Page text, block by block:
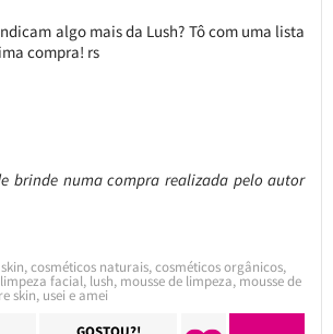
algo mais da Lush? Tô com uma lista
compra! rs
brinde numa compra realizada pelo autor
,cosméticos naturais,cosméticos orgânicos,
limpeza facial, lush, mousse de limpeza,mousse de
skin, usei e amei